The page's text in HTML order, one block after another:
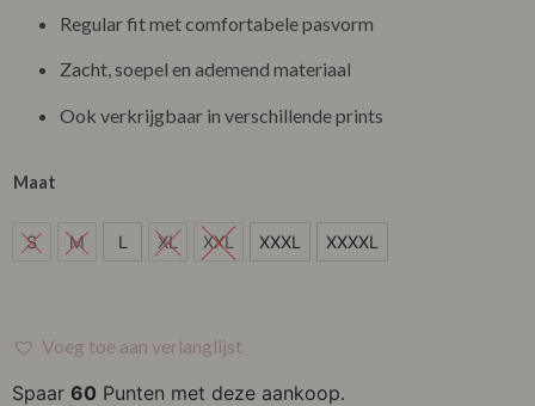
Regular fit met comfortabele pasvorm
Zacht, soepel en ademend materiaal
Ook verkrijgbaar in verschillende prints
Maat
S
S M L XL XXL XXXL XXXXL
Voeg toe aan verlanglijst
Spaar 60 Punten met deze aankoop.